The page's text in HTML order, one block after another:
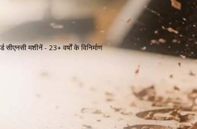
मशीनें - 23+ वर्षों के विनिर्माण